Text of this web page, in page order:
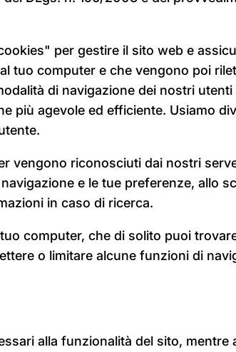
per gestire il sito web e
tuo computer e che vengono poi
di navigazione dei nostri
più agevole ed efficiente. Usiamo
vengono riconosciuti dai nostri
e le tue preferenze, allo
in caso di ricerca.
computer, che di solito puoi
o limitare alcune funzioni di
alla funzionalità del sito, mentre